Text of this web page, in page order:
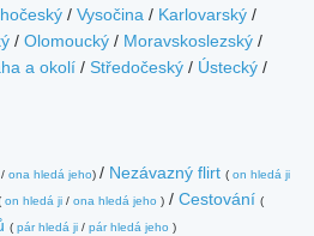
/ Vysočina / Karlovarský /
/ Olomoucký / Moravskoslezský /
a okolí / Středočeský / Ústecký /
/ ona hledá jeho) / Nezávazný flirt ( on hledá ji
on hledá ji / ona hledá jeho ) / Cestování (
( pár hledá ji / pár hledá jeho )